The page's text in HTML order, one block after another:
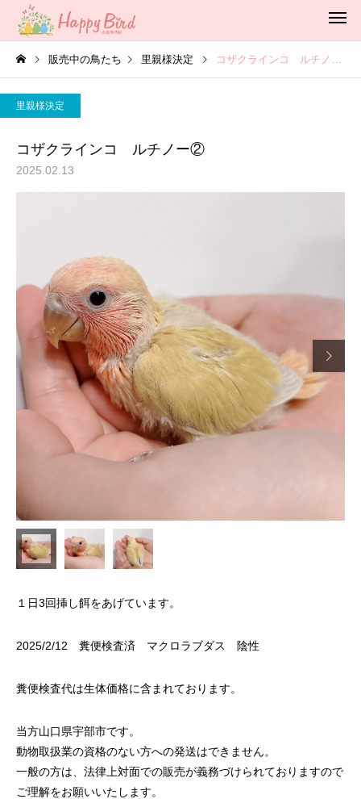
販売中の鳥たち 里親様決定 コザクラインコ ルチノー②
里親様決定
コザクラインコ ルチノー②
2025.02.13

１日3回挿し餌をあげています。
2025/2/12 糞便検査済 マクロラブダス 陰性
糞便検査代は生体価格に含まれております。
当方山口県宇部市です。
動物取扱業の資格のない方への発送はできません。
一般の方は、法律上対面での販売が義務づけられておりますので
ご理解をお願いいたします。